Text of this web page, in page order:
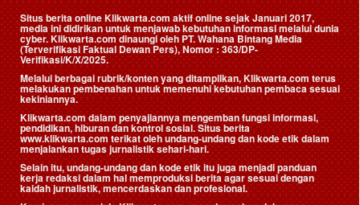
Situs berita online Klikwarta.com aktif online sejak Januari 2017,
media ini didirikan untuk menjawab kebutuhan informasi melalui dunia
cyber. Klikwarta.com dinaungi oleh PT. Wahana Bintang Media
(Terverifikasi Faktual Dewan Pers), Nomor : 363/DP-
Verifikasi/K/X/2025.
Melalui berbagai rubrik/konten yang ditampilkan, Klikwarta.com terus
melakukan pembenahan untuk memenuhi kebutuhan pembaca sesuai
kekiniannya.
Klikwarta.com dalam penyajiannya mengemban fungsi informasi,
pendidikan, hiburan dan kontrol sosial. Situs berita
www.klikwarta.com terikat oleh undang-undang dan kode etik dalam
menjalankan tugas jurnalistik sehari-hari.
Selain itu, undang-undang dan kode etik itu juga menjadi panduan
kerja redaksi dalam hal memproduksi berita agar sesuai dengan
kaidah jurnalistik, mencerdaskan dan profesional.